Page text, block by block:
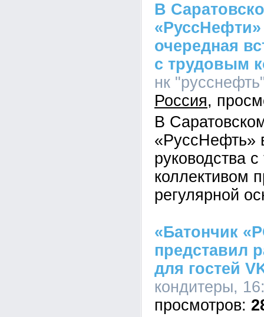
В
очередная
с трудовым
нк
Россия
В
«РуссНефть»
руководства
коллективом
регулярной
«Батончик
представил
для гостей
кондитеры,